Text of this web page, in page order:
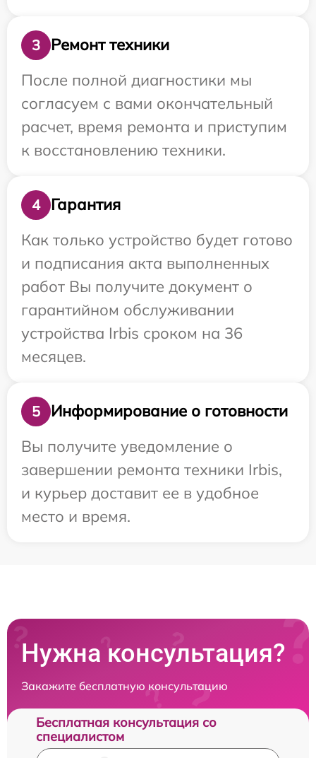
3
Ремонт техники
После полной диагностики мы
согласуем с вами окончательный
расчет, время ремонта и приступим
к восстановлению техники.
4
Гарантия
Как только устройство будет готово
и подписания акта выполненных
работ Вы получите документ о
гарантийном обслуживании
устройства Irbis сроком на 36
месяцев.
5
Информирование о готовности
Вы получите уведомление о
завершении ремонта техники Irbis,
и курьер доставит ее в удобное
место и время.
Нужна консультация?
Закажите бесплатную консультацию
Бесплатная консультация со
специалистом